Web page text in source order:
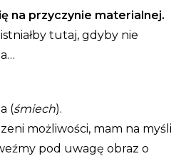
na przyczynie materialnej.
tutaj, gdyby nie
(śmiech).
możliwości, mam na myśli
pod uwagę obraz o